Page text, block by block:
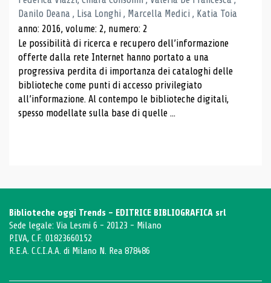
Danilo Deana , Lisa Longhi , Marcella Medici , Katia Toia
anno: 2016, volume: 2, numero: 2
Le possibilità di ricerca e recupero dell’informazione
offerte dalla rete Internet hanno portato a una
progressiva perdita di importanza dei cataloghi delle
biblioteche come punti di accesso privilegiato
all’informazione. Al contempo le biblioteche digitali,
spesso modellate sulla base di quelle ...
Biblioteche oggi Trends - EDITRICE BIBLIOGRAFICA srl
Sede legale: Via Lesmi 6 - 20123 - Milano
P.IVA, C.F. 01823660152
R.E.A. C.C.I.A.A. di Milano N. Rea 878486